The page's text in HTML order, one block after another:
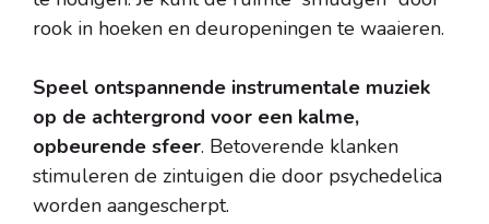
rook in hoeken en deuropeningen te waaieren.
Speel ontspannende instrumentale muziek
op de achtergrond voor een kalme,
opbeurende sfeer. Betoverende klanken
stimuleren de zintuigen die door psychedelica
worden aangescherpt.